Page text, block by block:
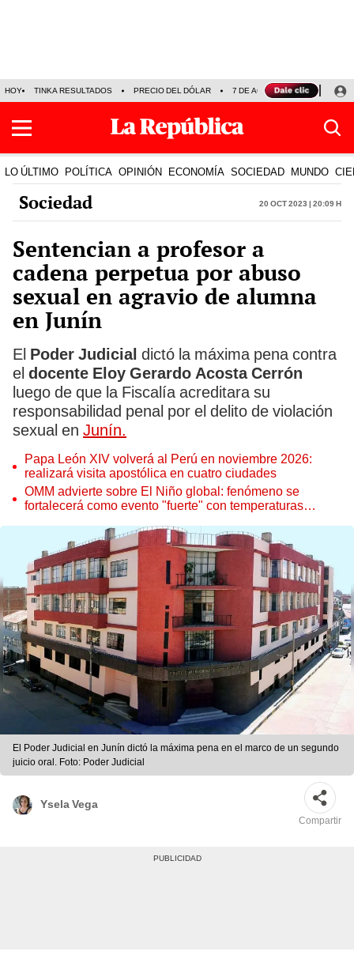
HOY TINKA RESULTADOS PRECIO DEL DÓLAR 7 DE AGOSTO OLLANTA
LO ÚLTIMO POLÍTICA OPINIÓN ECONOMÍA SOCIEDAD MUNDO
Sociedad 20 Oct 2023 | 20:09 h
Sentencian a profesor a
cadena perpetua por abuso
sexual en agravio de alumna
en Junín
El Poder Judicial dictó la máxima pena contra
el docente Eloy Gerardo Acosta Cerrón
luego de que la Fiscalía acreditara su
responsabilidad penal por el delito de violación
sexual en Junín.
Papa León XIV volverá al Perú en noviembre 2026:
realizará visita apostólica en cuatro ciudades
OMM advierte sobre El Niño global: fenómeno se
fortalecerá como evento "fuerte" con temperaturas
El Poder Judicial en Junín dictó la máxima pena en el marco de un segundo
juicio oral. Foto: Poder Judicial
Ysela Vega
Compartir